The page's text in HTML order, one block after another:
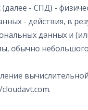
- СПД) -
- действия, в
данных и
обычно